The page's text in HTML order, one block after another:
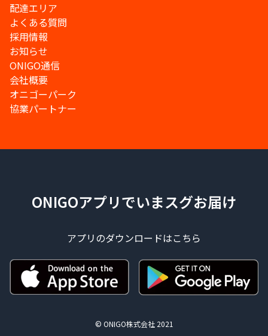
配達エリア
よくある質問
採用情報
お知らせ
ONIGO通信
会社概要
オニゴーパーク
協業パートナー
ONIGOアプリでいまスグお届け
アプリのダウンロードはこちら
© ONIGO株式会社 2021